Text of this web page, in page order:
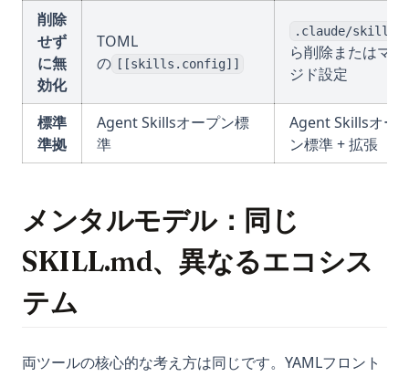
削除
せず
に無
効化
TOML
の [[skills.config]]
.claude/skills/
ら削除またはマ
ジド設定
標準
準拠
Agent Skillsオープン標
準
Agent Skillsオー
ン標準 + 拡張
メンタルモデル：同じ
SKILL.md、異なるエコシス
テム
両ツールの核心的な考え方は同じです。YAMLフロント